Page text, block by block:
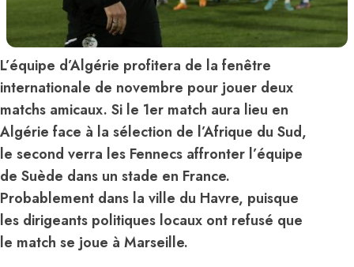
L’équipe d’Algérie profitera de la fenêtre
internationale de novembre pour jouer deux
matchs amicaux. Si le 1er match aura lieu en
Algérie face à la sélection de l’Afrique du Sud,
le second verra les Fennecs affronter l’équipe
de Suède dans un stade en France.
Probablement dans la ville du Havre, puisque
les dirigeants politiques locaux ont refusé que
le match se joue à Marseille.